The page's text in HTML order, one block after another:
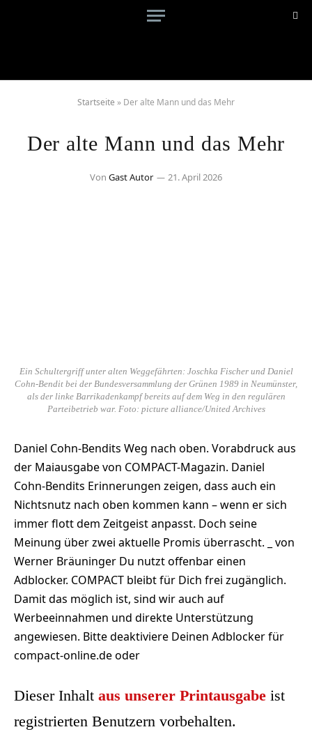
Startseite » Der alte Mann und das Mehr
Der alte Mann und das Mehr
Von Gast Autor 21. April 2026
Ein Schultergriff unter alten Weggefährten: Joschka Fischer und Daniel
Cohn-Bendit bei der Bundesversammlung der Grünen 1989 in Neumünster,
als der linke Barrikadenkampf bereits auf dem Weg in den regulären
Parteibetrieb war. Foto: picture alliance/United Archives
Daniel Cohn-Bendits Weg nach oben. Vorabdruck aus
der Maiausgabe von COMPACT-Magazin. Daniel
Cohn-Bendits Erinnerungen zeigen, dass auch ein
Nichtsnutz nach oben kommen kann – wenn er sich
immer flott dem Zeitgeist anpasst. Doch seine
Meinung über zwei aktuelle Promis überrascht. _ von
Werner Bräuninger Du nutzt offenbar einen
Adblocker. COMPACT bleibt für Dich frei zugänglich.
Damit das möglich ist, sind wir auch auf
Werbeeinnahmen und direkte Unterstützung
angewiesen. Bitte deaktiviere Deinen Adblocker für
compact-online.de oder
Dieser Inhalt aus unserer Printausgabe ist
registrierten Benutzern vorbehalten.